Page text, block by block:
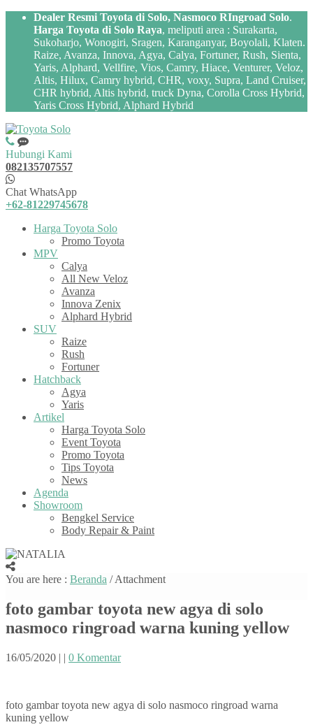
Dealer Resmi Toyota di Solo, Nasmoco RIngroad Solo.
Harga Toyota di Solo Raya, meliputi area : Surakarta,
Sukoharjo, Wonogiri, Sragen, Karanganyar, Boyolali, Klaten.
Raize, Avanza, Innova, Agya, Calya, Fortuner, Rush, Sienta,
Yaris, Alphard, Vellfire, Vios, Camry, Hiace, Venturer, Veloz,
Altis, Hilux, Camry hybrid, CHR, voxy, Supra, Land Cruiser,
CHR hybrid, Altis hybrid, truck Dyna, Corolla Cross Hybrid,
Yaris Cross Hybrid, Alphard Hybrid
Hubungi Kami
082135707557
Chat WhatsApp
+62-81229745678
Harga Toyota Solo
Promo Toyota
MPV
Calya
All New Veloz
Avanza
Innova Zenix
Alphard Hybrid
SUV
Raize
Rush
Fortuner
Hatchback
Agya
Yaris
Artikel
Harga Toyota Solo
Event Toyota
Promo Toyota
Tips Toyota
News
Agenda
Showroom
Bengkel Service
Body Repair & Paint
You are here : Beranda / Attachment
foto gambar toyota new agya di solo
nasmoco ringroad warna kuning yellow
16/05/2020 | | 0 Komentar
foto gambar toyota new agya di solo nasmoco ringroad warna
kuning yellow